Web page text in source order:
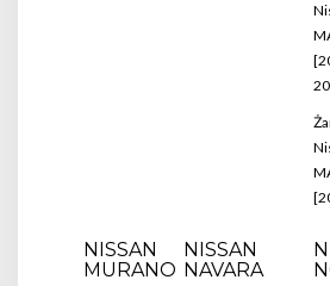
NISSAN
MURANO
NISSAN
NAVARA